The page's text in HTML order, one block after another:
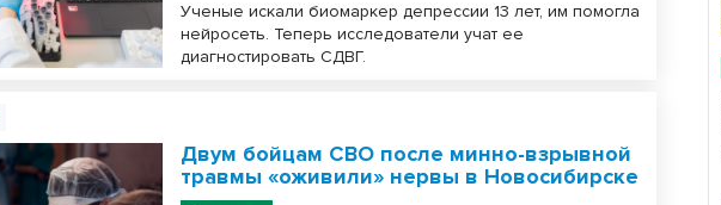
Ученые искали биомаркер депрессии 13 лет, им помогла
нейросеть. Теперь исследователи учат ее
диагностировать СДВГ.
Двум бойцам СВО после минно-взрывной
травмы «оживили» нервы в Новосибирске